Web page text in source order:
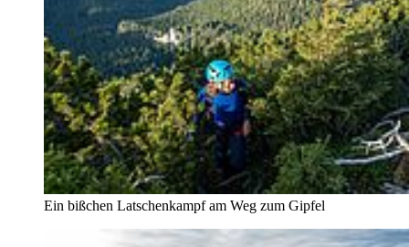
Ein bißchen Latschenkampf am Weg zum Gipfel